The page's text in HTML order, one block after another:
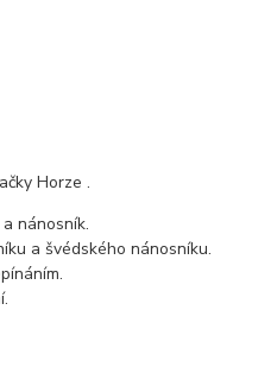
Horze .
nánosník.
a švédského nánosníku.